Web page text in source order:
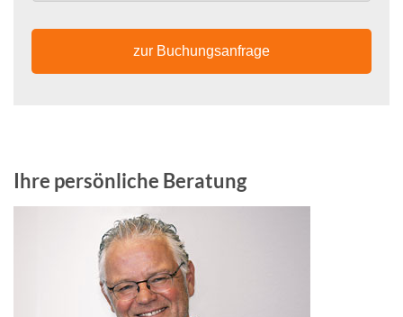
zur Buchungsanfrage
Ihre persönliche Beratung